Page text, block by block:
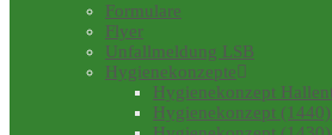
Formulare
Flyer
Unfallmeldung LSB
Hygienekonzepte
Hygienekonzept
Hygienekonzept